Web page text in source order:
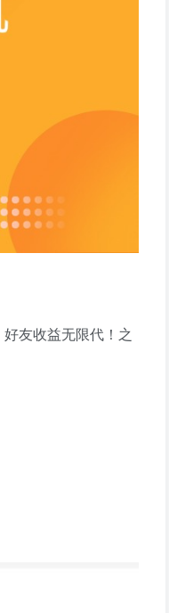
友收益无限代！之